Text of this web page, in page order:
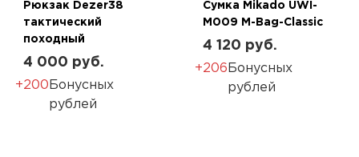
Рюкзак Dezer38
тактический
походный
4 000 руб.
+200 Бонусных
рублей
Сумка Mikado UWI-
M009 M-Bag-Classic
4 120 руб.
+206 Бонусных
рублей